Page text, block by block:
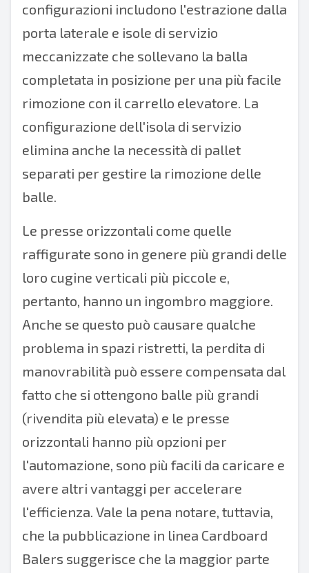
configurazioni includono l'estrazione dalla
porta laterale e isole di servizio
meccanizzate che sollevano la balla
completata in posizione per una più facile
rimozione con il carrello elevatore. La
configurazione dell'isola di servizio
elimina anche la necessità di pallet
separati per gestire la rimozione delle
balle.
Le presse orizzontali come quelle
raffigurate sono in genere più grandi delle
loro cugine verticali più piccole e,
pertanto, hanno un ingombro maggiore.
Anche se questo può causare qualche
problema in spazi ristretti, la perdita di
manovrabilità può essere compensata dal
fatto che si ottengono balle più grandi
(rivendita più elevata) e le presse
orizzontali hanno più opzioni per
l'automazione, sono più facili da caricare e
avere altri vantaggi per accelerare
l'efficienza. Vale la pena notare, tuttavia,
che la pubblicazione in linea Cardboard
Balers suggerisce che la maggior parte